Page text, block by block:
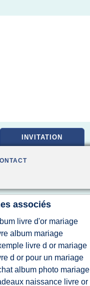
INVITATION
associés
livre d'or mariage
album mariage
livre d or mariage
d or pour un mariage
album photo mariage
naissance livre or